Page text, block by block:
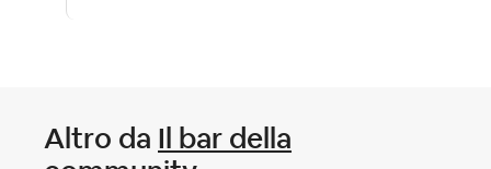
Altro da Il bar della